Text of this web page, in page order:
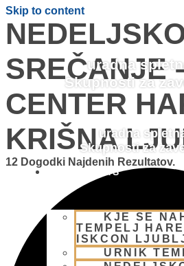
Skip to content
uradna
Skupnosti za
uradna
Skupnosti za
OBIŠČI NAS
KJE SE
TEMPELJ
ISKCON
URNIK
SREČANJE
CENTER
KRIŠNA
12 Dogodki Najdenih Rezultatov.